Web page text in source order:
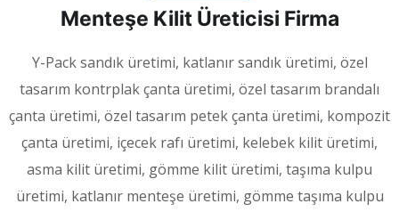
Menteşe Kilit Üreticisi Firma
Y-Pack sandık üretimi, katlanır sandık üretimi, özel
tasarım kontrplak çanta üretimi, özel tasarım brandalı
çanta üretimi, özel tasarım petek çanta üretimi, kompozit
çanta üretimi, içecek rafı üretimi, kelebek kilit üretimi,
asma kilit üretimi, gömme kilit üretimi, taşıma kulpu
üretimi, katlanır menteşe üretimi, gömme taşıma kulpu